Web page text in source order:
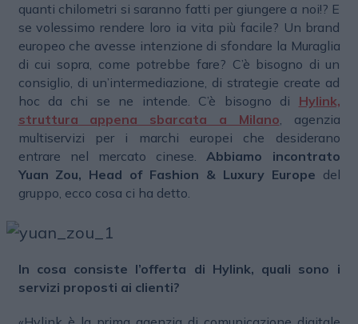
quanti chilometri si saranno fatti per giungere a noi!? E
se volessimo rendere loro ia vita più facile? Un brand
europeo che avesse intenzione di sfondare la Muraglia
di cui sopra, come potrebbe fare? C’è bisogno di un
consiglio, di un’intermediazione, di strategie create ad
hoc da chi se ne intende. C’è bisogno di Hylink,
struttura appena sbarcata a Milano, agenzia
multiservizi per i marchi europei che desiderano
entrare nel mercato cinese.Abbiamo incontrato
Yuan Zou, Head of Fashion & Luxury Europe del
gruppo, ecco cosa ci ha detto.
In cosa consiste l’offerta di Hylink, quali sono i
servizi proposti ai clienti?